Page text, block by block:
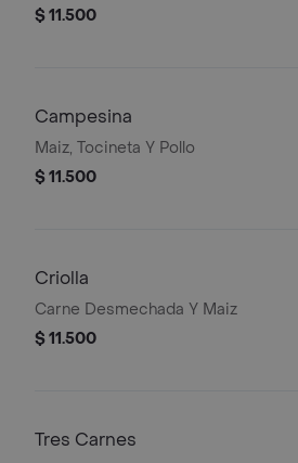
$ 11.500
Campesina
Maiz, Tocineta Y Pollo
$ 11.500
Criolla
Carne Desmechada Y Maiz
$ 11.500
Tres Carnes